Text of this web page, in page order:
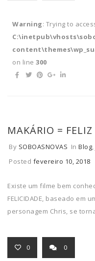
Warning: Trying to
on line 300
MAKÁRIO = FELIZ
By SOBOASNOVAS In Blog,
Posted fevereiro 10, 2018
Existe um filme bem
FELICIDADE, baseado
personagem Chris, se
0 0